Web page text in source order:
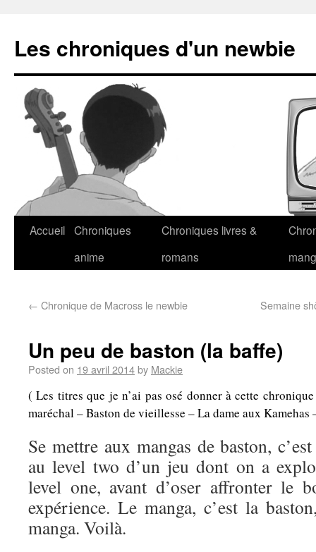
Les chroniques d'un newbie
Accueil Chroniques
anime
Chroniques livres &
romans
← Chronique de Macross le newbie Semaine
Un peu de baston (la baffe)
Posted on 19 avril 2014by Mackie
( Les titres que je n’ai pas osé donner à cette
maréchal – Baston de vieillesse – La dame aux
Se mettre aux mangas de baston,
au level two d’un jeu dont on a
level one, avant d’oser affronter le
expérience. Le manga, c’est la
manga. Voilà.